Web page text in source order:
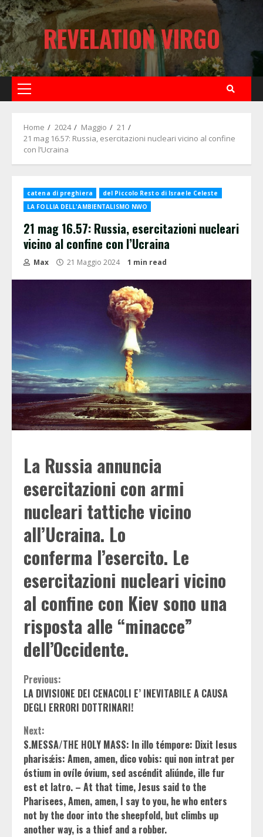
Skip
to
content
REVELATION VIRGO
Primary
Home 2024 Maggio
21
21 mag 16.57: Russia, esercitazioni nucleari vicino al confine
con l’Ucraina
catena di preghiera
del Piccolo Resto di Israele Celeste
LA FOLLIA DELL'AMBIENTALISMO NWO
21 mag 16.57: Russia, esercitazioni nucleari
vicino al confine con l’Ucraina
Max 21 Maggio 2024 1 min read
La Russia annuncia
esercitazioni con armi
nucleari tattiche vicino
all’Ucraina. Lo
conferma l’esercito. Le
esercitazioni nucleari vicino
al confine con Kiev sono una
risposta alle “minacce”
dell’Occidente.
Continue
Reading
Previous:
LA DIVISIONE DEI CENACOLI E’ INEVITABILE A CAUSA
DEGLI ERRORI DOTTRINARI!
Next:
S.MESSA/THE HOLY MASS: In illo témpore: Dixit Iesus
pharisǽis: Amen, amen, dico vobis: qui non intrat per
óstium in ovíle óvium, sed ascéndit aliúnde, ille fur
est et latro. – At that time, Jesus said to the
Pharisees, Amen, amen, I say to you, he who enters
not by the door into the sheepfold, but climbs up
another way, is a thief and a robber.